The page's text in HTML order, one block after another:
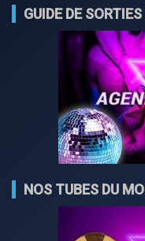
GUIDE DE
NOS TUBES DU